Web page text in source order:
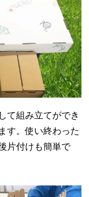
て組み立てができ
す。使い終わった
片付けも簡単で